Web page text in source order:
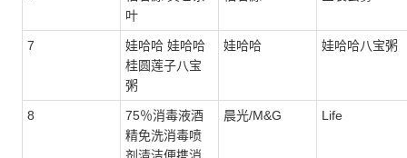
叶
7
娃哈哈 娃哈哈
桂圆莲子八宝
粥
娃哈哈 娃哈哈八宝粥
8
75％消毒液酒
精免洗消毒喷
晨光/M&G Life